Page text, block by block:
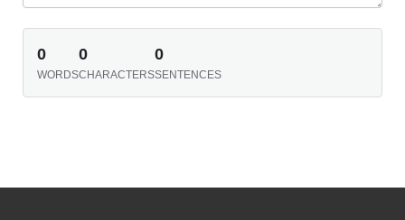
0
WORDS
0
CHARACTERS
0
SENTENCES